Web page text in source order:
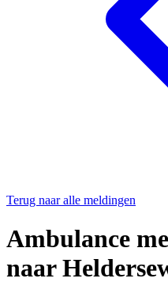
Terug naar alle meldingen
Ambulance
naar